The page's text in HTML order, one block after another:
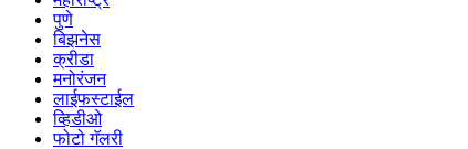
पुणे
बिझनेस
क्रीडा
मनोरंजन
लाईफस्टाईल
व्हिडीओ
फोटो गॅलरी